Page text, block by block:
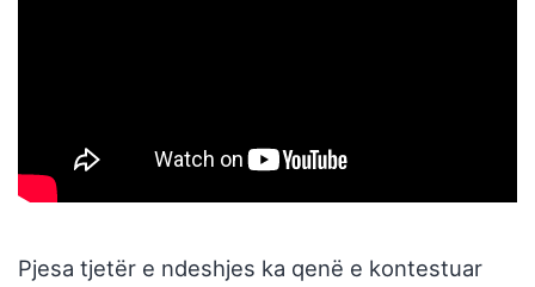
Pjesa tjetër e ndeshjes ka qenë e kontestuar